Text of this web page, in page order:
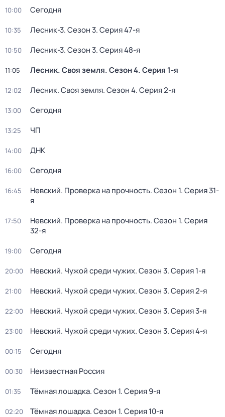
10:00 Сегодня
10:35 Лесник-3. Сезон 3. Серия 47-я
10:50 Лесник-3. Сезон 3. Серия 48-я
11:05 Лесник. Своя земля. Сезон 4. Серия 1-я
12:02 Лесник. Своя земля. Сезон 4. Серия 2-я
13:00 Сегодня
13:25 ЧП
14:00 ДНК
16:00 Сегодня
16:45 Невский. Проверка на прочность. Сезон 1. Серия 31-
я
17:50 Невский. Проверка на прочность. Сезон 1. Серия
32-я
19:00 Сегодня
20:00 Невский. Чужой среди чужих. Сезон 3. Серия 1-я
21:00 Невский. Чужой среди чужих. Сезон 3. Серия 2-я
22:00 Невский. Чужой среди чужих. Сезон 3. Серия 3-я
23:00 Невский. Чужой среди чужих. Сезон 3. Серия 4-я
00:15 Сегодня
00:30 Неизвестная Россия
01:35 Тёмная лошадка. Сезон 1. Серия 9-я
02:20 Тёмная лошадка. Сезон 1. Серия 10-я